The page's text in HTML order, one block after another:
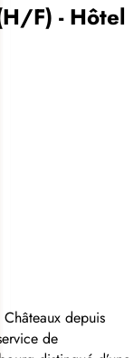
F) - Hôtel
Châteaux depuis
de